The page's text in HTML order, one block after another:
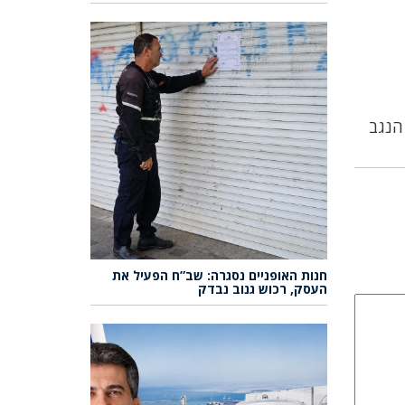
חנות האופניים נסגרה: שב”ח הפעיל את
העסק, רכוש גנוב נבדק